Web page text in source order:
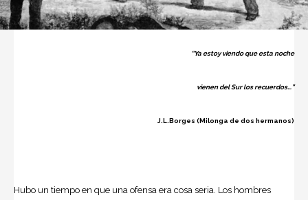
“Ya estoy viendo que esta noche
vienen del Sur los recuerdos…”
J.L.Borges (Milonga de dos hermanos)
Hubo un tiempo en que una ofensa era cosa seria. Los hombres